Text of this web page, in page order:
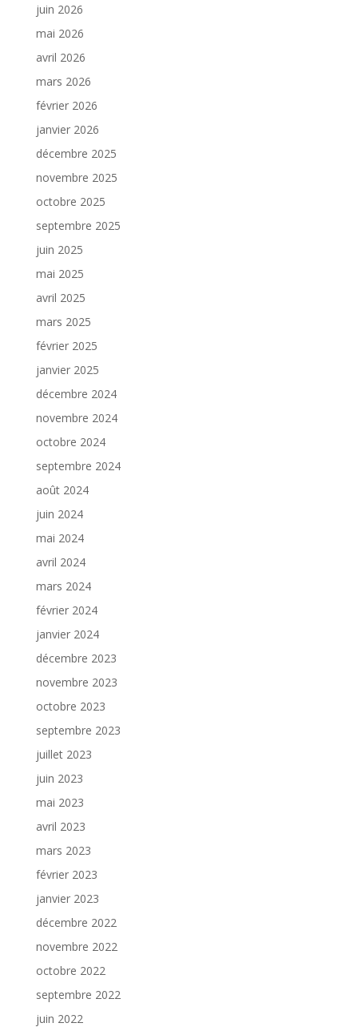
juin 2026
mai 2026
avril 2026
mars 2026
février 2026
janvier 2026
décembre 2025
novembre 2025
octobre 2025
septembre 2025
juin 2025
mai 2025
avril 2025
mars 2025
février 2025
janvier 2025
décembre 2024
novembre 2024
octobre 2024
septembre 2024
août 2024
juin 2024
mai 2024
avril 2024
mars 2024
février 2024
janvier 2024
décembre 2023
novembre 2023
octobre 2023
septembre 2023
juillet 2023
juin 2023
mai 2023
avril 2023
mars 2023
février 2023
janvier 2023
décembre 2022
novembre 2022
octobre 2022
septembre 2022
juin 2022